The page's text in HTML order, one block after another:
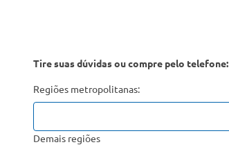
Tire suas dúvidas ou compre pelo telefone:
Regiões metropolitanas:
Demais regiões